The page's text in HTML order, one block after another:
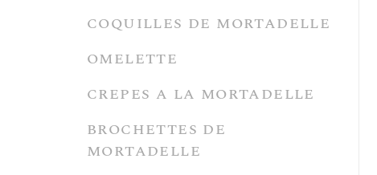
COQUILLES DE MORTADELLE
OMELETTE
CREPES A LA MORTADELLE
BROCHETTES DE
MORTADELLE